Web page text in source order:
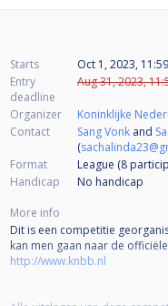
Starts Oct 1, 2023,
Entry
deadline
Aug 31, 2023,
Organizer
Koninklijke
Contact
Sang Vonk and
(
Format
League (8
Handicap
No handicap
More info
Dit is een competitie
kan men gaan naar de
http://www.knbb.nl